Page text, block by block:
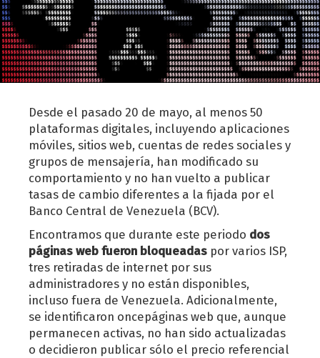
Desde el pasado 20 de mayo, al menos 50
plataformas digitales, incluyendo aplicaciones
móviles, sitios web, cuentas de redes sociales y
grupos de mensajería, han modificado su
comportamiento y no han vuelto a publicar
tasas de cambio diferentes a la fijada por el
Banco Central de Venezuela (BCV).
Encontramos que durante este periodo dos
páginas web fueron bloqueadas por varios ISP,
tres retiradas de internet por sus
administradores y no están disponibles,
incluso fuera de Venezuela. Adicionalmente,
se identificaron oncepáginas web que, aunque
permanecen activas, no han sido actualizadas
o decidieron publicar sólo el precio referencial